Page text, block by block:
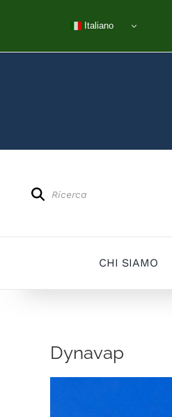
Italiano
search
CHI SIAMO
Dynavap